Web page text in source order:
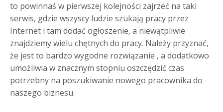
to powinnaś w pierwszej kolejności zajrzeć na taki
serwis, gdzie wszyscy ludzie szukają pracy przez
Internet i tam dodać ogłoszenie, a niewątpliwie
znajdziemy wielu chętnych do pracy. Należy przyznać,
że jest to bardzo wygodne rozwiązanie , a dodatkowo
umożliwia w znacznym stopniu oszczędzić czas
potrzebny na poszukiwanie nowego pracownika do
naszego biznesu.